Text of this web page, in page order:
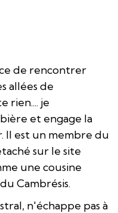
de rencontrer
allées de
rien.... je
et engage la
Il est un membre du
sur le site
une cousine
Cambrésis.
n'échappe pas à